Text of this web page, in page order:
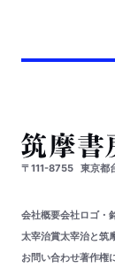
〒111-8755 東京都
会社概要会社ロゴ・
太宰治賞太宰治と筑
お問い合わせ著作権